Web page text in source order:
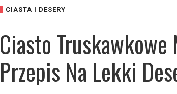
CIASTA I DESERY
Ciasto
Przepis Na Lekki